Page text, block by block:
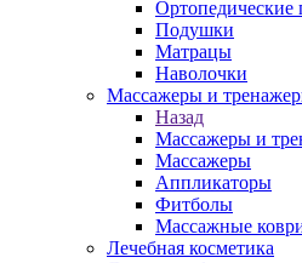
Подушки
Матрацы
Наволочки
Массажеры и
Назад
Массажеры и
Массажеры
Аппликаторы
Фитболы
Массажные
Лечебная косметика